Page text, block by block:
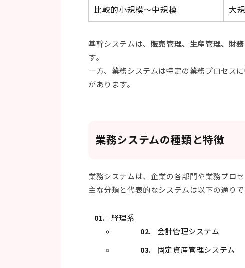
比較的小規模～中規模 大
基幹システムは、 販売管理、生産管理、財
す。
一方、業務システムは特定の業務プロセス
があります。
業務システムの種類と特徴
業務システムは、企業の各部門や業務プロ
主な分類と代表的なシステムは以下の通りで
経理系
会計管理システム
固定資産管理システム